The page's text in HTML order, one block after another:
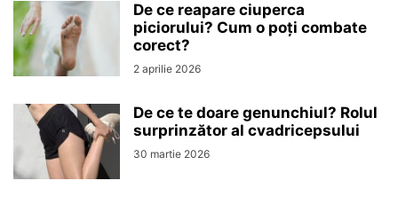
De ce reapare ciuperca
piciorului? Cum o poți combate
corect?
2 aprilie 2026
De ce te doare genunchiul? Rolul
surprinzător al cvadricepsului
30 martie 2026